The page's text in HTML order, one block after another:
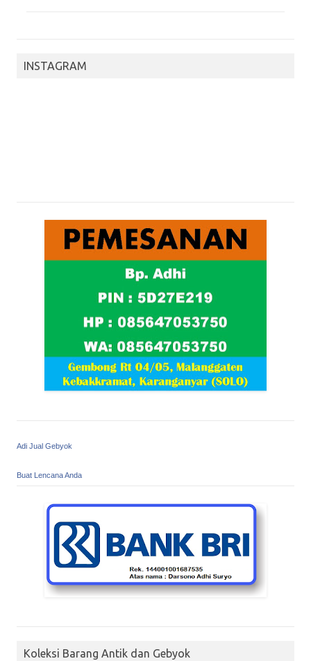
INSTAGRAM
Adi Jual Gebyok
Buat Lencana Anda
Koleksi Barang Antik dan Gebyok